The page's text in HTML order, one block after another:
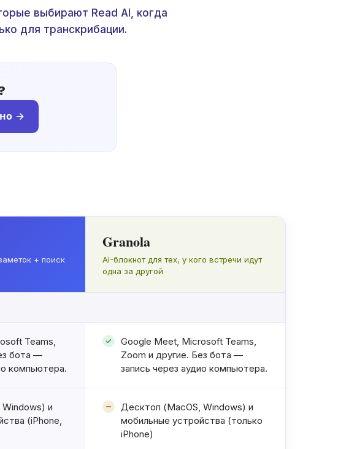
выбирают Read AI, когда
для транскрибации.
→
+ поиск
Granola
AI-блокнот для тех, у кого встречи идут
одна за другой
Teams,
бота —
компьютера.
Google Meet, Microsoft Teams,
Zoom и другие. Без бота —
запись через аудио компьютера.
и
(iPhone,
Десктоп (MacOS, Windows) и
мобильные устройства (только
iPhone)